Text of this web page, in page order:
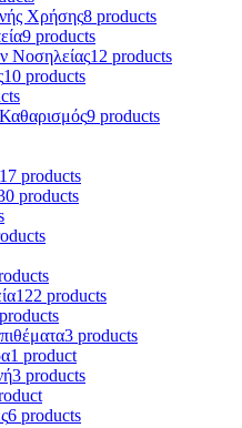
Χρήσης8 products
9 products
Νοσηλείας12 products
10 products
9 products
17 products
products
122 products
3 products
1 product
3 products
6 products